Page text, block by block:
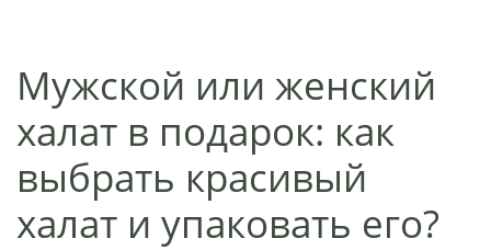
Мужской или женский
халат в подарок: как
выбрать красивый
халат и упаковать его?